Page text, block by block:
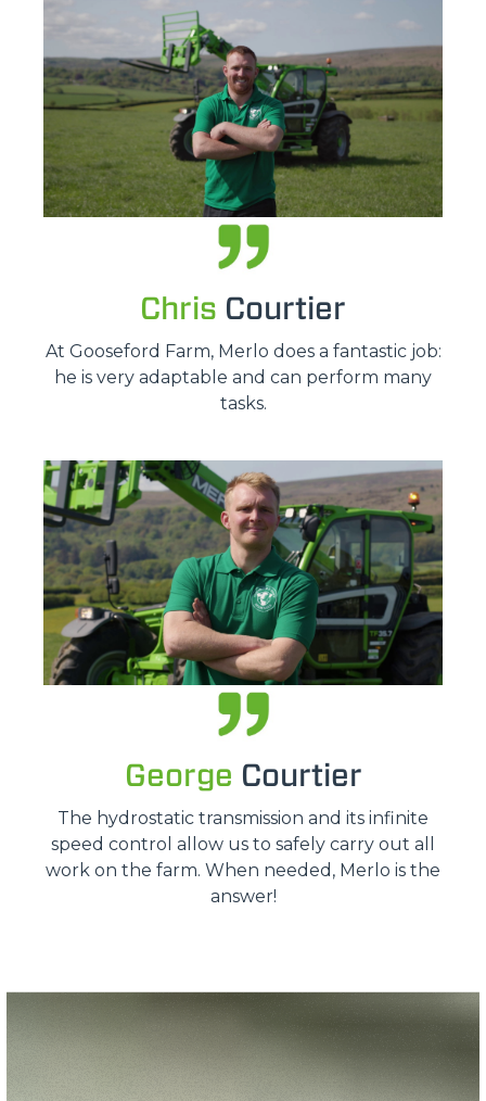
Chris Courtier
At Gooseford Farm, Merlo does a fantastic job:
he is very adaptable and can perform many
tasks.
George Courtier
The hydrostatic transmission and its infinite
speed control allow us to safely carry out all
work on the farm. When needed, Merlo is the
answer!